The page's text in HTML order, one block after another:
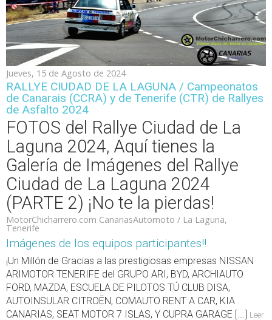
Jueves, 15 de Agosto de 2024
RALLYE CIUDAD DE LA LAGUNA / Campeonatos
de Canarais (CCRA) y de Tenerife (CTR) de Rallyes
de Asfalto 2024
FOTOS del Rallye Ciudad de La
Laguna 2024, Aquí tienes la
Galería de Imágenes del Rallye
Ciudad de La Laguna 2024
(PARTE 2) ¡No te la pierdas!
MotorChicharrero.com CanariasAutomoto / La Laguna,
Tenerife
Imágenes de los equipos participantes!!
¡Un Millón de Gracias a las prestigiosas empresas NISSAN
ARIMOTOR TENERIFE del GRUPO ARI, BYD, ARCHIAUTO
FORD, MAZDA, ESCUELA DE PILOTOS TÚ CLUB DISA,
AUTOINSULAR CITROËN, COMAUTO RENT A CAR, KIA
CANARIAS, SEAT MOTOR 7 ISLAS, Y CUPRA GARAGE [...] Leer